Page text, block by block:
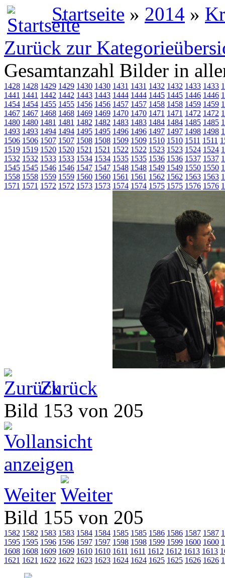
Startseite » 2014 »
Zurück zur
Gesamtanzahl Bilder in
1428 1428 1429 1429 1430 1430 1431 1431 1432 1432 1433 1433
1441 1441 1442 1442 1443 1443 1444 1444 1445 1445 1446 1446
1454 1454 1455 1455 1456 1456 1457 1457 1458 1458 1459 1459
1467 1467 1468 1468 1469 1469 1470 1470 1471 1471 1472 1472
1480 1480 1481 1481 1482 1482 1483 1483 1484 1484 1485 1485
1493 1493 1494 1494 1495 1495 1496 1496 1497 1497 1498 1498
1506 1506 1507 1507 1508 1508 1509 1509 1510 1510 1511 1511
1519 1519 1520 1520 1521 1521 1522 1522 1523 1523 1524 1524
1532 1532 1533 1533 1534 1534 1535 1535 1536 1536 1537 1537
1545 1545 1546 1546 1547 1547 1548 1548 1549 1549 1550 1550
1558 1558 1559 1559 1560 1560 1561 1561 1562 1562 1563 1563
1571 1571 1572 1572 1573 1573 1574 1574 1575 1575 1576 1576
Zurück
Bild 153 von 205
Weiter
Bild 155 von 205
1582 1582 1583 1583 1584 1584 1585 1585 1586 1586 1587 1587
1595 1595 1596 1596 1597 1597 1598 1598 1599 1599 1600 1600
1608 1608 1609 1609 1610 1610 1611 1611 1612 1612 1613 1613
1621 1621 1622 1622 1623 1623 1624 1624 1625 1625 1626 1626